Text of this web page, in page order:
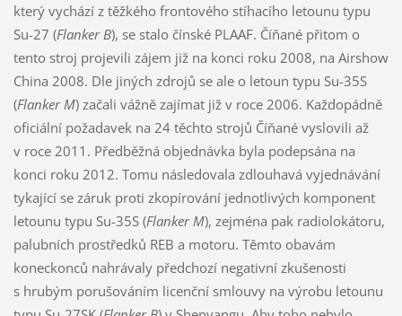
který vychází z těžkého frontového stíhacího letounu typu
Su-27 (Flanker B), se stalo čínské PLAAF. Číňané přitom o
tento stroj projevili zájem již na konci roku 2008, na Airshow
China 2008. Dle jiných zdrojů se ale o letoun typu Su-35S
(Flanker M) začali vážně zajímat již v roce 2006. Každopádně
oficiální požadavek na 24 těchto strojů Číňané vyslovili až
v roce 2011. Předběžná objednávka byla podepsána na
konci roku 2012. Tomu následovala zdlouhavá vyjednávání
tykající se záruk proti zkopírování jednotlivých komponent
letounu typu Su-35S (Flanker M), zejména pak radiolokátoru,
palubních prostředků REB a motoru. Těmto obavám
koneckonců nahrávaly předchozí negativní zkušenosti
s hrubým porušováním licenční smlouvy na výrobu letounu